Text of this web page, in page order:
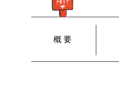
概要